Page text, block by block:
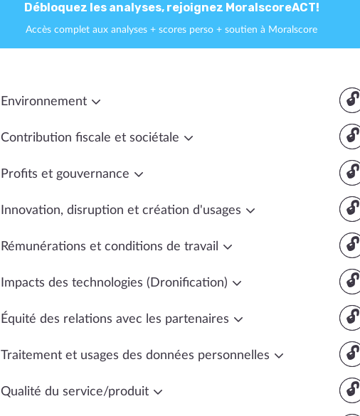
Débloquez les analyses, rejoignez MoralscoreACT!
Accès complet aux analyses + scores perso + soutien à Moralscore
🔓
Environnement
🔓
Contribution fiscale et sociétale
🔓
Profits et gouvernance
🔓
Innovation, disruption et création d'usages
🔓
Rémunérations et conditions de travail
🔓
Impacts des technologies (Dronification)
🔓
Équité des relations avec les partenaires
🔓
Traitement et usages des données personnelles
🔓
Qualité du service/produit